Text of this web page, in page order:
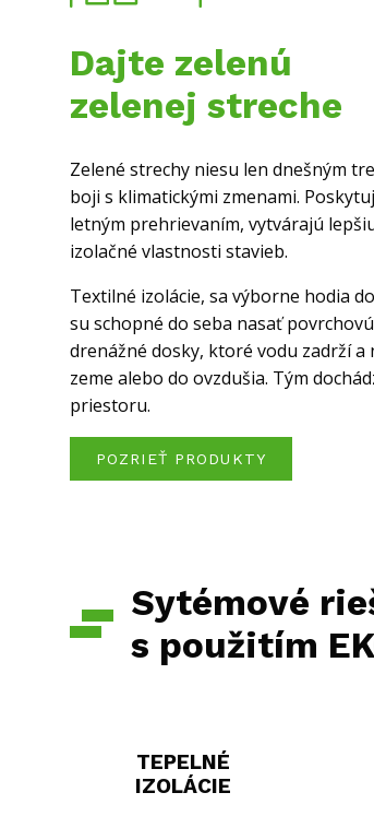
Dajte zelenú
zelenej streche
Zelené strechy niesu len dnešným
boji s klimatickými zmenami.
letným prehrievaním, vytvárajú
izolačné vlastnosti stavieb.
Textilné izolácie, sa výborne hodia
su schopné do seba nasať
drenážné dosky, ktoré vodu zadrží
zeme alebo do ovzdušia. Tým
priestoru.
POZRIEŤ PRODUKTY
Sytémové
s použitím
TEPELNÉ
IZOLÁCIE